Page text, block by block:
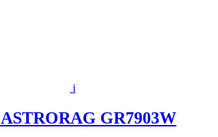
i
GR7903W